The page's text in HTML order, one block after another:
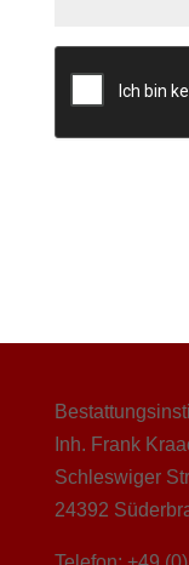
Inh. Frank
Schleswiger
24392